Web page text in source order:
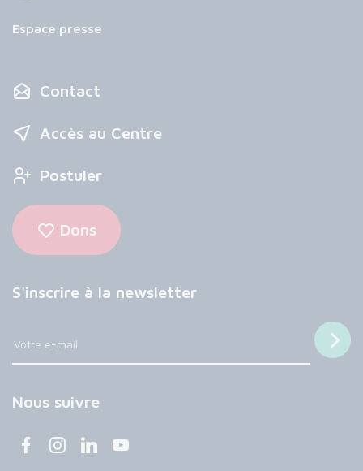
Espace presse
Contact
Accès au Centre
Postuler
Dons
S'inscrire à la newsletter
Nous suivre